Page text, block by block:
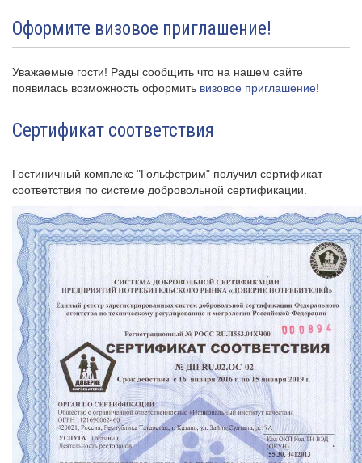
Оформите визовое приглашение!
Уважаемые гости! Рады сообщить что на нашем сайте
появилась возможность оформить визовое приглашение!
Сертификат соответствия
Гостиничный комплекс "Гольфстрим" получил сертификат
соответствия по системе добровольной сертификации.